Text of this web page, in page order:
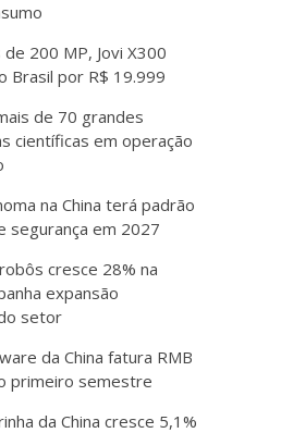
200 MP, Jovi X300
Brasil por R$ 19.999
de 70 grandes
científicas em operação
na China terá padrão
segurança em 2027
cresce 28% na
expansão
setor
da China fatura RMB
primeiro semestre
da China cresce 5,1%